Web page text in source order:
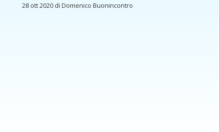
28 ott 2020 di Domenico Buonincontro